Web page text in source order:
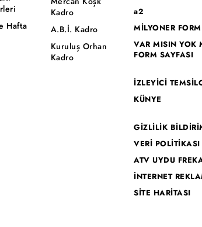
Hafta
Kadro
A.B.İ. Kadro
Kuruluş Orhan
Kadro
a2
MİLYONER
VAR MISIN YOK
FORM SAYFASI
İZLEYİCİ
KÜNYE
GİZLİLİK
VERİ POLİTİKASI
ATV UYDU
İNTERNET
SİTE HARİTASI